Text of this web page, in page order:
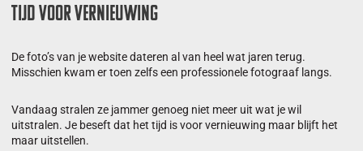
Tijd voor vernieuwing
De foto’s van je website dateren al van heel wat jaren terug.
Misschien kwam er toen zelfs een professionele fotograaf langs.
Vandaag stralen ze jammer genoeg niet meer uit wat je wil
uitstralen. Je beseft dat het tijd is voor vernieuwing maar blijft het
maar uitstellen.